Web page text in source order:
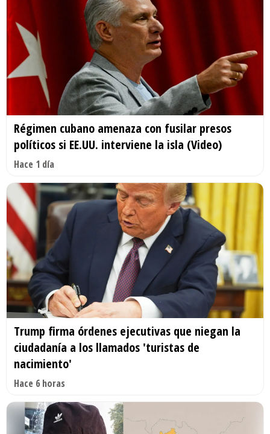
Régimen cubano amenaza con fusilar presos
políticos si EE.UU. interviene la isla (Video)
Hace 1 día
Trump firma órdenes ejecutivas que niegan la
ciudadanía a los llamados 'turistas de
nacimiento'
Hace 6 horas